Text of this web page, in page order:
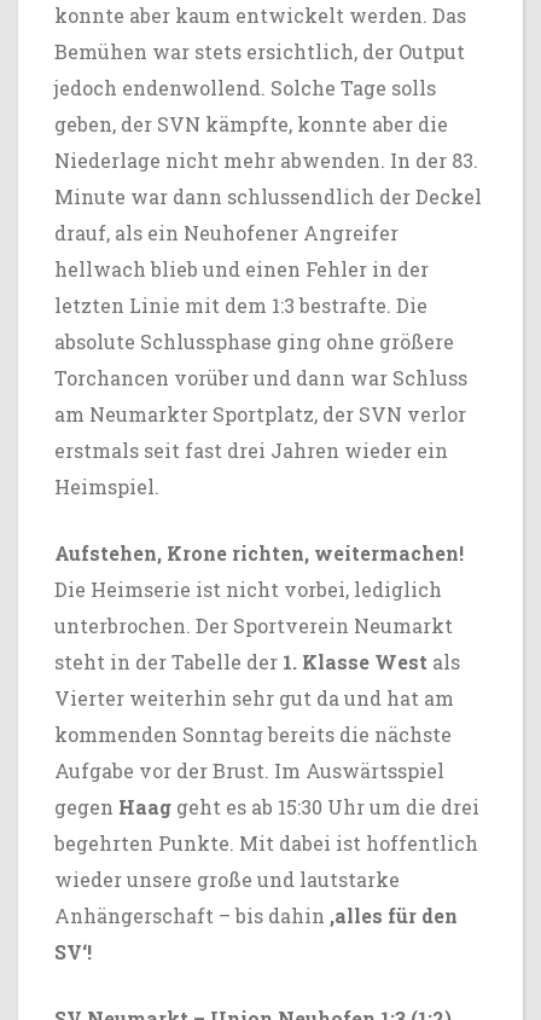
konnte aber kaum entwickelt werden. Das
Bemühen war stets ersichtlich, der Output
jedoch endenwollend. Solche Tage solls
geben, der SVN kämpfte, konnte aber die
Niederlage nicht mehr abwenden. In der 83.
Minute war dann schlussendlich der Deckel
drauf, als ein Neuhofener Angreifer
hellwach blieb und einen Fehler in der
letzten Linie mit dem 1:3 bestrafte. Die
absolute Schlussphase ging ohne größere
Torchancen vorüber und dann war Schluss
am Neumarkter Sportplatz, der SVN verlor
erstmals seit fast drei Jahren wieder ein
Heimspiel.
Aufstehen, Krone richten, weitermachen!
Die Heimserie ist nicht vorbei, lediglich
unterbrochen. Der Sportverein Neumarkt
steht in der Tabelle der 1. Klasse West als
Vierter weiterhin sehr gut da und hat am
kommenden Sonntag bereits die nächste
Aufgabe vor der Brust. Im Auswärtsspiel
gegen Haag geht es ab 15:30 Uhr um die drei
begehrten Punkte. Mit dabei ist hoffentlich
wieder unsere große und lautstarke
Anhängerschaft – bis dahin ,alles für den
SV‘!